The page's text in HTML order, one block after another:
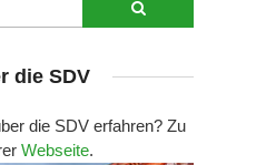
die SDV
die SDV erfahren? Zu
Webseite.